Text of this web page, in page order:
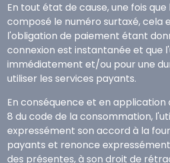
En tout état de cause, une fois
composé le numéro surtaxé, cela
l'obligation de paiement étant
connexion est instantanée et que
immédiatement et/ou pour une
utiliser les services payants.
En conséquence et en application
8 du code de la consommation,
expressément son accord à la
payants et renonce
des présentes, à son droit de